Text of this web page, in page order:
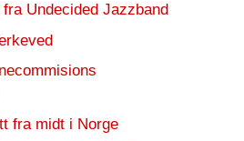
Undecided Jazzband
fra midt i Norge